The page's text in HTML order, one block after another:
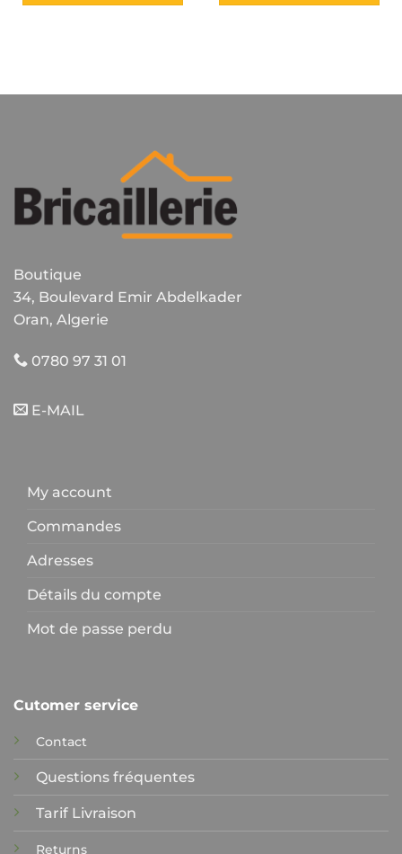
Boutique
34, Boulevard Emir Abdelkader
Oran, Algerie
0780 97 31 01
E-MAIL
My account
Commandes
Adresses
Détails du compte
Mot de passe perdu
Cutomer service
Contact
Questions fréquentes
Tarif Livraison
Returns